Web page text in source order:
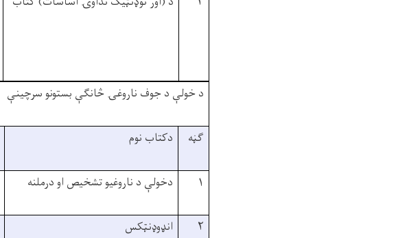
د خولې د جوف ناروغۍ څانګې بستونو سرچينې
ګڼه دکتاب نوم
۱ دخولې د ناروغيو تشخيص او درملنه
۲ انډوډنټکس